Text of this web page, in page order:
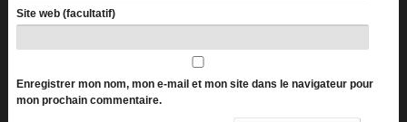
Site web (facultatif)
Enregistrer mon nom, mon e-mail et mon site dans le navigateur pour
mon prochain commentaire.